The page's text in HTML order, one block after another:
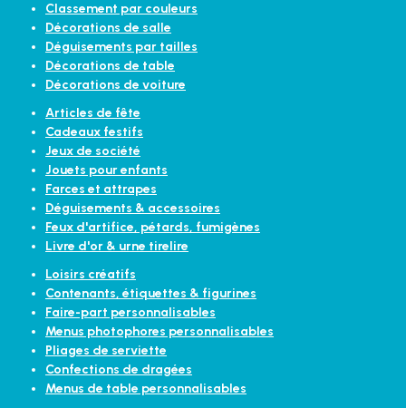
Classement par couleurs
Décorations de salle
Déguisements par tailles
Décorations de table
Décorations de voiture
Articles de fête
Cadeaux festifs
Jeux de société
Jouets pour enfants
Farces et attrapes
Déguisements & accessoires
Feux d'artifice, pétards, fumigènes
Livre d'or & urne tirelire
Loisirs créatifs
Contenants, étiquettes & figurines
Faire-part personnalisables
Menus photophores personnalisables
Pliages de serviette
Confections de dragées
Menus de table personnalisables